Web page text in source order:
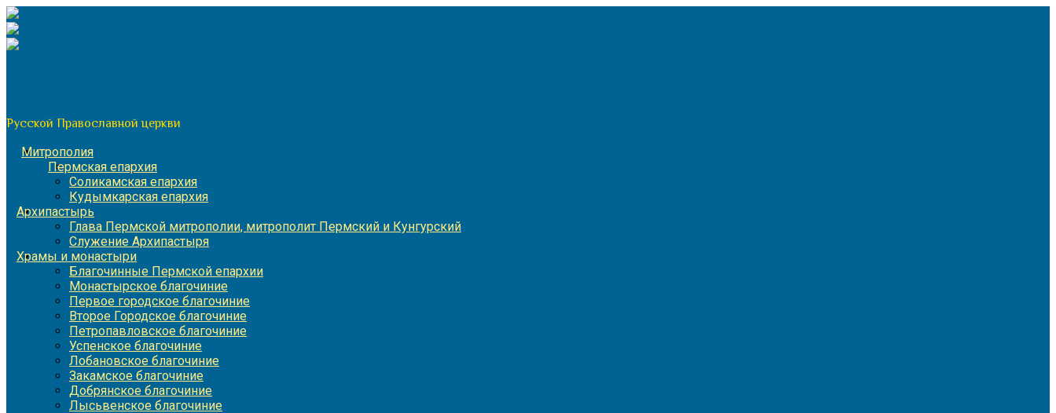
Перейти
к
содержимому
Русской Православной церкви
Митрополия
Пермская епархия
Соликамская епархия
Кудымкарская епархия
Архипастырь
Глава Пермской митрополии, митрополит Пермский и Кунгурский
Служение Архипастыря
Храмы и монастыри
Благочинные Пермской епархии
Монастырское благочиние
Первое городское благочиние
Второе Городское благочиние
Петропавловское благочиние
Успенское благочиние
Лобановское благочиние
Закамское благочиние
Добрянское благочиние
Лысьвенское благочиние